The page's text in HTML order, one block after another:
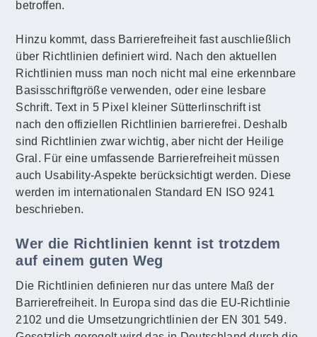
betroffen.
Hinzu kommt, dass Barrierefreiheit fast auschließlich
über Richtlinien definiert wird. Nach den aktuellen
Richtlinien muss man noch nicht mal eine erkennbare
Basisschriftgröße verwenden, oder eine lesbare
Schrift. Text in 5 Pixel kleiner Sütterlinschrift ist
nach den offiziellen Richtlinien barrierefrei. Deshalb
sind Richtlinien zwar wichtig, aber nicht der Heilige
Gral. Für eine umfassende Barrierefreiheit müssen
auch Usability-Aspekte berücksichtigt werden. Diese
werden im internationalen Standard EN ISO 9241
beschrieben.
Wer die Richtlinien kennt ist trotzdem
auf einem guten Weg
Die Richtlinien definieren nur das untere Maß der
Barrierefreiheit. In Europa sind das die EU-Richtlinie
2102 und die Umsetzungrichtlinien der EN 301 549.